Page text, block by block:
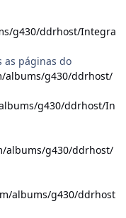
g430/ddrhost/Integra
as páginas do
albums/g430/ddrhost/
g430/ddrhost/In
albums/g430/ddrhost/
albums/g430/ddrhost